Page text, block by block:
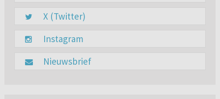
X (Twitter)
Instagram
Nieuwsbrief